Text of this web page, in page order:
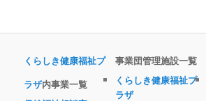
くらしき健康福祉プ
ラザ内事業一覧
事業団管理施設一覧
くらしき健康福祉プ
ラザ